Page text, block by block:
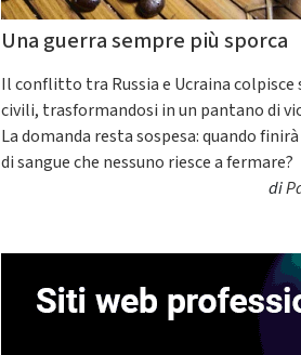
Una guerra sempre più sporca
Il conflitto tra Russia e Ucraina colpisce
civili, trasformandosi in un pantano di
La domanda resta sospesa: quando
di sangue che nessuno riesce a fermare?
di